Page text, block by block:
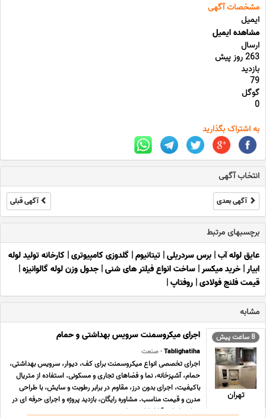
مشخصات آگهی
ایمیل
مشاهده ایمیل
ارسال
263 روز پیش
بازدید
79
گوگل
0
به اشتراک بگذارید
انتخاب آگهی
آگهی بعدی آگهی قبلی
برچسبهای مرتبط
عایق لوله آب| برس سردریلی| تیتانیوم| گلدوزی کامپیوتری| کارخانه تولید لوله
ابیار| خرید میکسر| ساخت انواع فیلتر های شنی| جدول وزن لوله گالوانیزه|
قیمت فلنج فولادی| روفتاپ|
مشابه
8 ساعت پیش
تهران
اجرای میکروسمنت سرویس بهداشتی و حمام
Tablighatiha- صنعت
اجرای تخصصی انواع میکروسمنت برای کف، دیوار، سرویس بهداشتی،
حمام، آشپزخانه، نما و فضاهای تجاری و مسکونی. استفاده از متریال
باکیفیت، اجرای بدون درز، مقاوم در برابر رطوبت و سایش، با طراحی
مدرن و قیمت مناسب. مشاوره رایگان، بازدید پروژه و اجرای حرفه ای در
سراسر ایران. آیا از کاشی های ... ...